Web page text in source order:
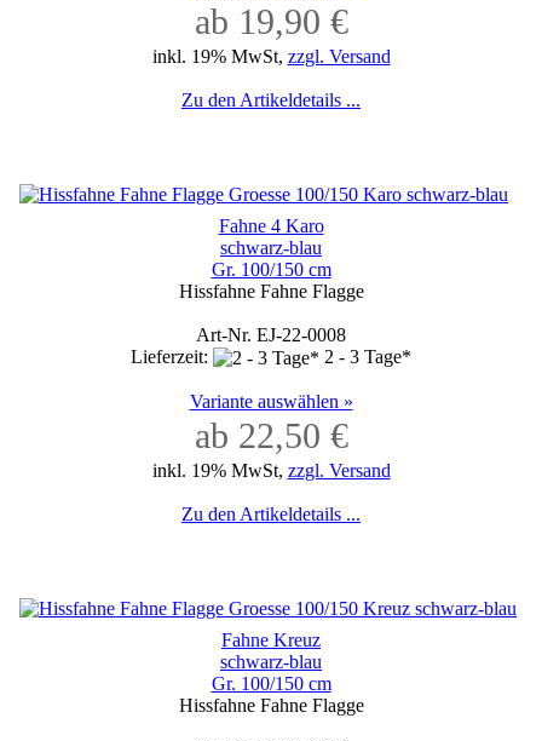
ab 19,90 €
inkl. 19% MwSt, zzgl. Versand
Zu den Artikeldetails ...
Fahne 4 Karo
schwarz-blau
Gr. 100/150 cm
Hissfahne Fahne Flagge
Art-Nr. EJ-22-0008
Lieferzeit:
2 - 3 Tage*
Variante auswählen »
ab 22,50 €
inkl. 19% MwSt, zzgl. Versand
Zu den Artikeldetails ...
Fahne Kreuz
schwarz-blau
Gr. 100/150 cm
Hissfahne Fahne Flagge